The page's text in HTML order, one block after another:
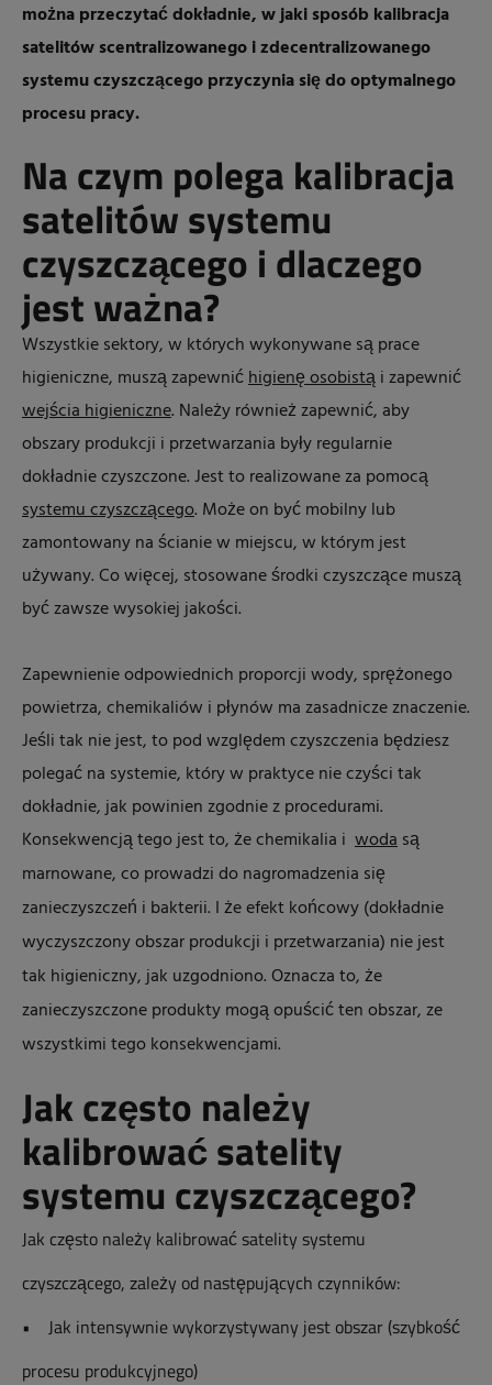
można przeczytać dokładnie, w jaki sposób kalibracja
satelitów scentralizowanego i zdecentralizowanego
systemu czyszczącego przyczynia się do optymalnego
procesu pracy.
Na czym polega kalibracja
satelitów systemu
czyszczącego i dlaczego
jest ważna?
Wszystkie sektory, w których wykonywane są prace
higieniczne, muszą zapewnićhigienę osobistąi zapewnić
wejścia higieniczne. Należy również zapewnić, aby
obszary produkcji i przetwarzania były regularnie
dokładnie czyszczone. Jest to realizowane za pomocą
systemu czyszczącego. Może on być mobilny lub
zamontowany na ścianie w miejscu, w którym jest
używany. Co więcej, stosowane środki czyszczące muszą
być zawsze wysokiej jakości.
Zapewnienie odpowiednich proporcji wody, sprężonego
powietrza, chemikaliów i płynów ma zasadnicze znaczenie.
Jeśli tak nie jest, to pod względem czyszczenia będziesz
polegać na systemie, który w praktyce nie czyści tak
dokładnie, jak powinien zgodnie z procedurami.
Konsekwencją tego jest to, że chemikalia i wodasą
marnowane, co prowadzi do nagromadzenia się
zanieczyszczeń i bakterii. I że efekt końcowy (dokładnie
wyczyszczony obszar produkcji i przetwarzania) nie jest
tak higieniczny, jak uzgodniono. Oznacza to, że
zanieczyszczone produkty mogą opuścić ten obszar, ze
wszystkimi tego konsekwencjami.
Jak często należy
kalibrować satelity
systemu czyszczącego?
Jak często należy kalibrować satelity systemu
czyszczącego, zależy od następujących czynników:
• Jak intensywnie wykorzystywany jest obszar (szybkość
procesu produkcyjnego)